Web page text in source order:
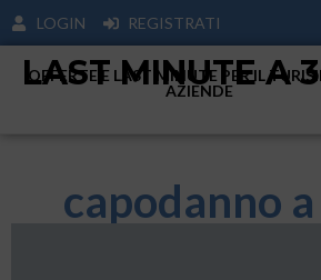
LOGIN REGISTRATI
LAST MINUTE A
OFFERTE E LAST MINUTE PER IL
AZIENDE
capodanno